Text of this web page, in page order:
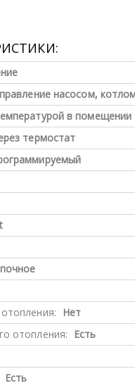
насосом,
в помещении
термостат
Нет
отопления:
Есть
Есть